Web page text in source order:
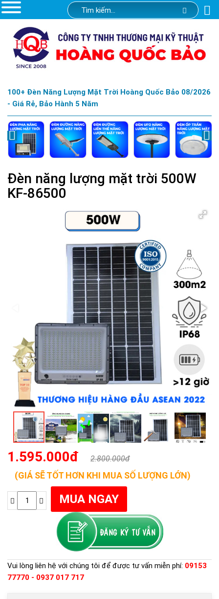
100+ Đèn Năng Lượng Mặt Trời Hoàng Quốc Bảo 08/2026
- Giá Rẻ, Bảo Hành 5 Năm
Đèn năng lượng mặt trời 500W
KF-86500
1.595.000đ 2.800.000đ
(GIÁ SẼ TỐT HƠN KHI MUA SỐ LƯỢNG LỚN)
Vui lòng liên hệ với chúng tôi để được tư vấn miễn phí: 09153
77770 - 0937 017 717